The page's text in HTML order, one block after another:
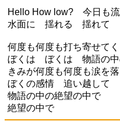
Hello How low? 今日も
水面に 揺れる 揺れて
何度も何度も打ち寄せて
ぼくは ぼくは 物語の中
きみが何度も何度も涙を
ぼくの感情 追い越して
物語の中の絶望の中で
絶望の中で